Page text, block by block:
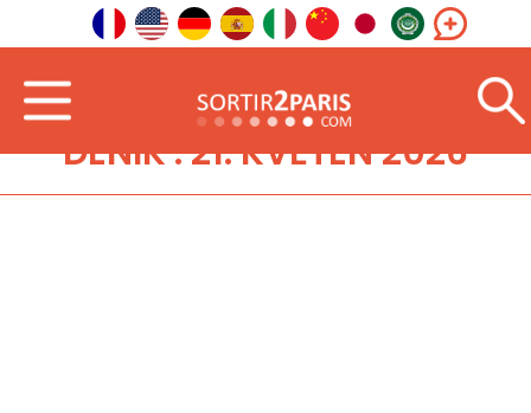
DENÍK : 21. KVĚTEN 2026